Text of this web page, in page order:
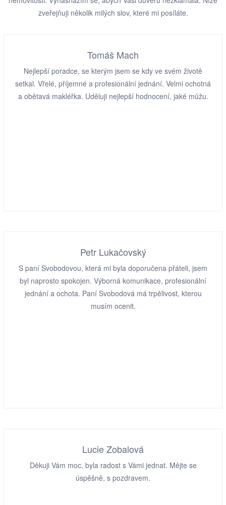
zveřejňuji několik milých slov, které mi posíláte.
Tomáš Mach
Nejlepší poradce, se kterým jsem se kdy ve svém životě
setkal. Vřelé, příjemné a profesionální jednání. Velmi ochotná
a obětavá makléřka. Uděluji nejlepší hodnocení, jaké můžu.
Petr Lukačovský
S paní Svobodovou, která mi byla doporučena přáteli, jsem
byl naprosto spokojen. Výborná komunikace, profesionální
jednání a ochota. Paní Svobodová má trpělivost, kterou
musím ocenit.
Lucie Zobalová
Děkuji Vám moc, byla radost s Vámi jednat. Mějte se
úspěšně, s pozdravem.